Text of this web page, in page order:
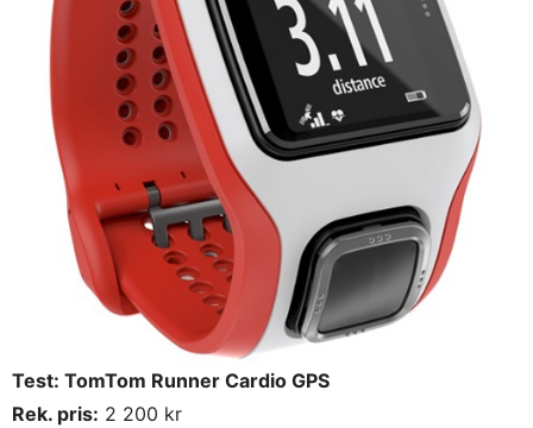
Test: TomTom Runner Cardio GPS
Rek. pris: 2 200 kr